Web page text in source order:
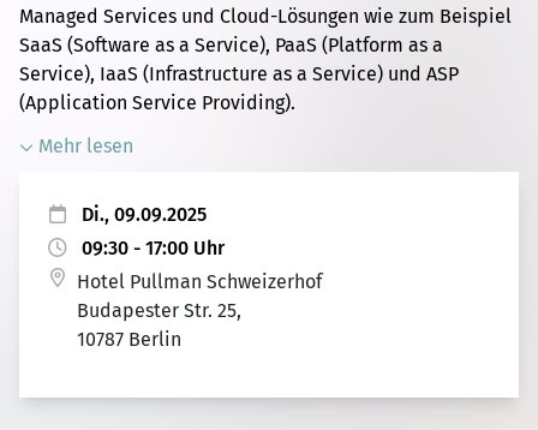
Managed Services und Cloud-Lösungen wie zum Beispiel
SaaS (Software as a Service), PaaS (Platform as a
Service), IaaS (Infrastructure as a Service) und ASP
(Application Service Providing).
Mehr lesen
Di., 09.09.2025
09:30 - 17:00 Uhr
Hotel Pullman Schweizerhof
Budapester Str. 25,
10787 Berlin